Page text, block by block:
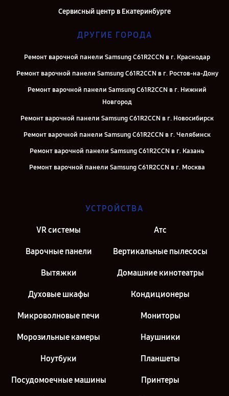
Сервисный центр в Екатеринбурге
ДРУГИЕ ГОРОДА
Ремонт варочной панели Samsung C61R2CCN в г. Краснодар
Ремонт варочной панели Samsung C61R2CCN в г. Ростов-на-Дону
Ремонт варочной панели Samsung C61R2CCN в г. Нижний
Новгород
Ремонт варочной панели Samsung C61R2CCN в г. Новосибирск
Ремонт варочной панели Samsung C61R2CCN в г. Челябинск
Ремонт варочной панели Samsung C61R2CCN в г. Казань
Ремонт варочной панели Samsung C61R2CCN в г. Москва
УСТРОЙСТВА
VR системы Атс
Варочные панели Вертикальные пылесосы
Вытяжки Домашние кинотеатры
Духовые шкафы Кондиционеры
Микроволновые печи Мониторы
Морозильные камеры Наушники
Ноутбуки Планшеты
Посудомоечные машины Принтеры